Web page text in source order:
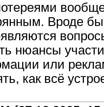
Вроде
нюансы
или
как всё